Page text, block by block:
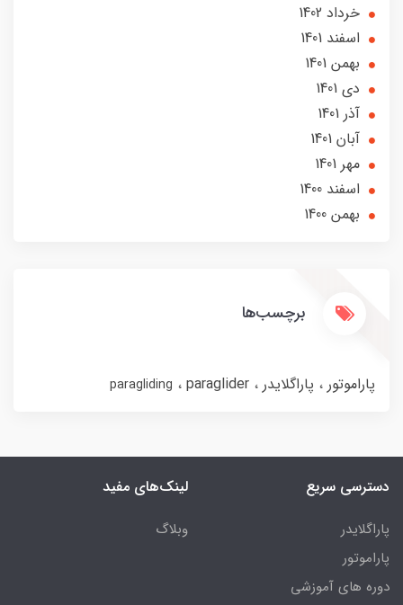
خرداد 1402
اسفند 1401
بهمن 1401
دی 1401
آذر 1401
آبان 1401
مهر 1401
اسفند 1400
بهمن 1400
برچسب‌ها
پاراموتور پاراگلایدر paraglider
paragliding
دسترسی سریع
پاراگلایدر
پاراموتور
دوره های آموزشی
لینک‌های مفید
وبلاگ